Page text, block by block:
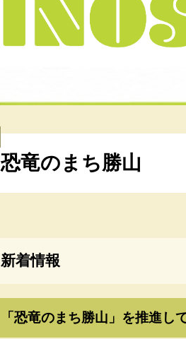
恐竜のまち勝山
新着情報
「恐竜のまち勝山」を推進し